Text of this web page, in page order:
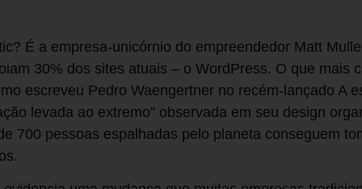
É a empresa-unicórnio do empreendedor Matt
30% dos sites atuais – o WordPress. O que mais
escreveu Pedro Waengertner no recém-lançado A
levada ao extremo” observada em seu design
700 pessoas espalhadas pelo planeta conseguem